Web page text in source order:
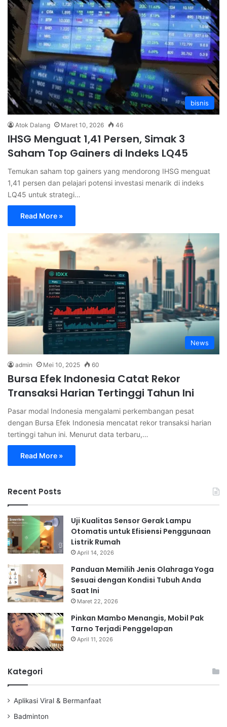
bisnis
Atok Dalang Maret 10, 2026 46
IHSG Menguat 1,41 Persen, Simak 3
Saham Top Gainers di Indeks LQ45
Temukan saham top gainers yang mendorong IHSG menguat
1,41 persen dan pelajari potensi investasi menarik di indeks
LQ45 untuk strategi…
Read More »
News
admin Mei 10, 2025 60
Bursa Efek Indonesia Catat Rekor
Transaksi Harian Tertinggi Tahun Ini
Pasar modal Indonesia mengalami perkembangan pesat
dengan Bursa Efek Indonesia mencatat rekor transaksi harian
tertinggi tahun ini. Menurut data terbaru,…
Read More »
Recent Posts
Uji Kualitas Sensor Gerak Lampu
Otomatis untuk Efisiensi Penggunaan
Listrik Rumah
April 14, 2026
Panduan Memilih Jenis Olahraga Yoga
Sesuai dengan Kondisi Tubuh Anda
Saat Ini
Maret 22, 2026
Pinkan Mambo Menangis, Mobil Pak
Tarno Terjadi Penggelapan
April 11, 2026
Kategori
Aplikasi Viral & Bermanfaat
Badminton